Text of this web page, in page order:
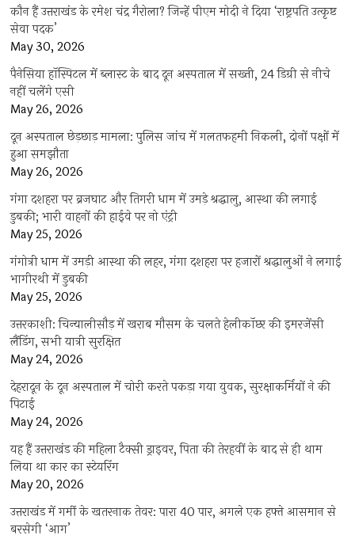
कौन हैं उत्तराखंड के रमेश चंद्र गैरोला? जिन्हें पीएम मोदी ने दिया ‘राष्ट्रपति उत्कृष्ट
सेवा पदक’
May 30, 2026
पैनेसिया हॉस्पिटल में ब्लास्ट के बाद दून अस्पताल में सख्ती, 24 डिग्री से नीचे
नहीं चलेंगे एसी
May 26, 2026
दून अस्पताल छेड़छाड़ मामला: पुलिस जांच में गलतफहमी निकली, दोनों पक्षों में
हुआ समझौता
May 26, 2026
गंगा दशहरा पर ब्रजघाट और तिगरी धाम में उमड़े श्रद्धालु, आस्था की लगाई
डुबकी; भारी वाहनों की हाईवे पर नो एंट्री
May 25, 2026
गंगोत्री धाम में उमड़ी आस्था की लहर, गंगा दशहरा पर हजारों श्रद्धालुओं ने लगाई
भागीरथी में डुबकी
May 25, 2026
उत्तरकाशी: चिन्यालीसौड़ में खराब मौसम के चलते हेलीकॉप्टर की इमरजेंसी
लैंडिंग, सभी यात्री सुरक्षित
May 24, 2026
देहरादून के दून अस्पताल में चोरी करते पकड़ा गया युवक, सुरक्षाकर्मियों ने की
पिटाई
May 24, 2026
यह हैं उत्तराखंड की महिला टैक्सी ड्राइवर, पिता की तेरहवीं के बाद से ही थाम
लिया था कार का स्टेयरिंग
May 20, 2026
उत्तराखंड में गर्मी के खतरनाक तेवर: पारा 40 पार, अगले एक हफ्ते आसमान से
बरसेगी ‘आग’